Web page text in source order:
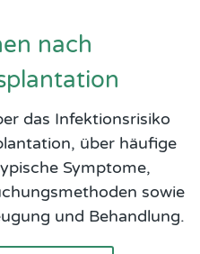
nach
das Infektionsrisiko
über häufige
Symptome,
sowie
und Behandlung.